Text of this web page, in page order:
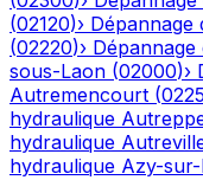
(02120)› Dépannage
(02220)›
sous-Laon (02000)›
Autremencourt (
hydraulique
hydraulique
hydraulique Azy-